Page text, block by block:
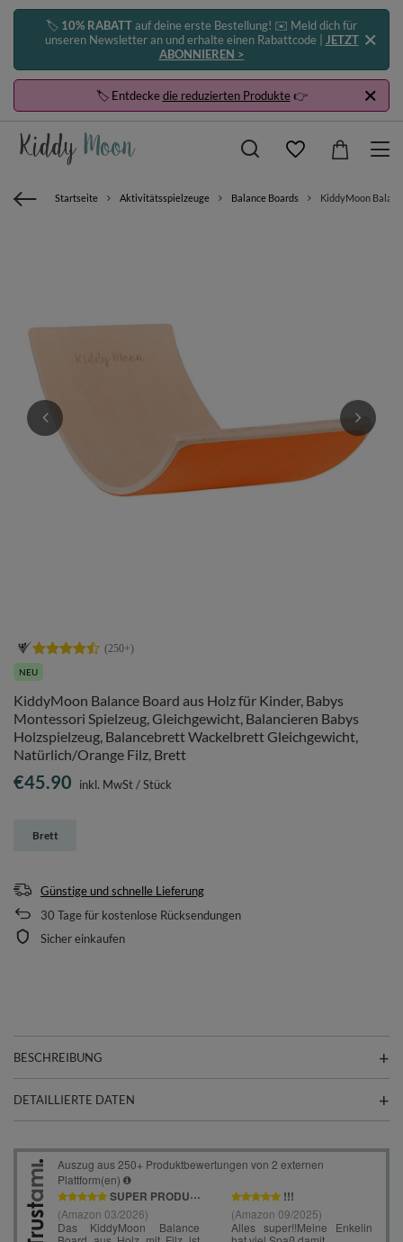
🏷️ 10% RABATTauf deine erste Bestellung! ✉️ Meld dich für
unseren Newsletter an und erhalte einen Rabattcode | JETZT
ABONNIEREN >
🏷️ Entdeckedie reduzierten Produkte👉
Startseite Aktivitätsspielzeuge Balance Boards KiddyMoon
NEU
KiddyMoon Balance Board aus Holz für Kinder, Babys
Montessori Spielzeug, Gleichgewicht, Balancieren Babys
Holzspielzeug, Balancebrett Wackelbrett Gleichgewicht,
Natürlich/Orange Filz, Brett
Brett
€45.90 inkl. MwSt/Stück
Günstige und schnelle Lieferung
30 Tage für kostenlose Rücksendungen
Sicher einkaufen
BESCHREIBUNG
DETAILLIERTE DATEN